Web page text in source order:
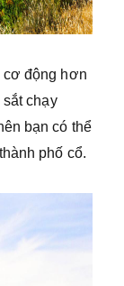
cơ động hơn
chạy
bạn có thể
phố cổ.